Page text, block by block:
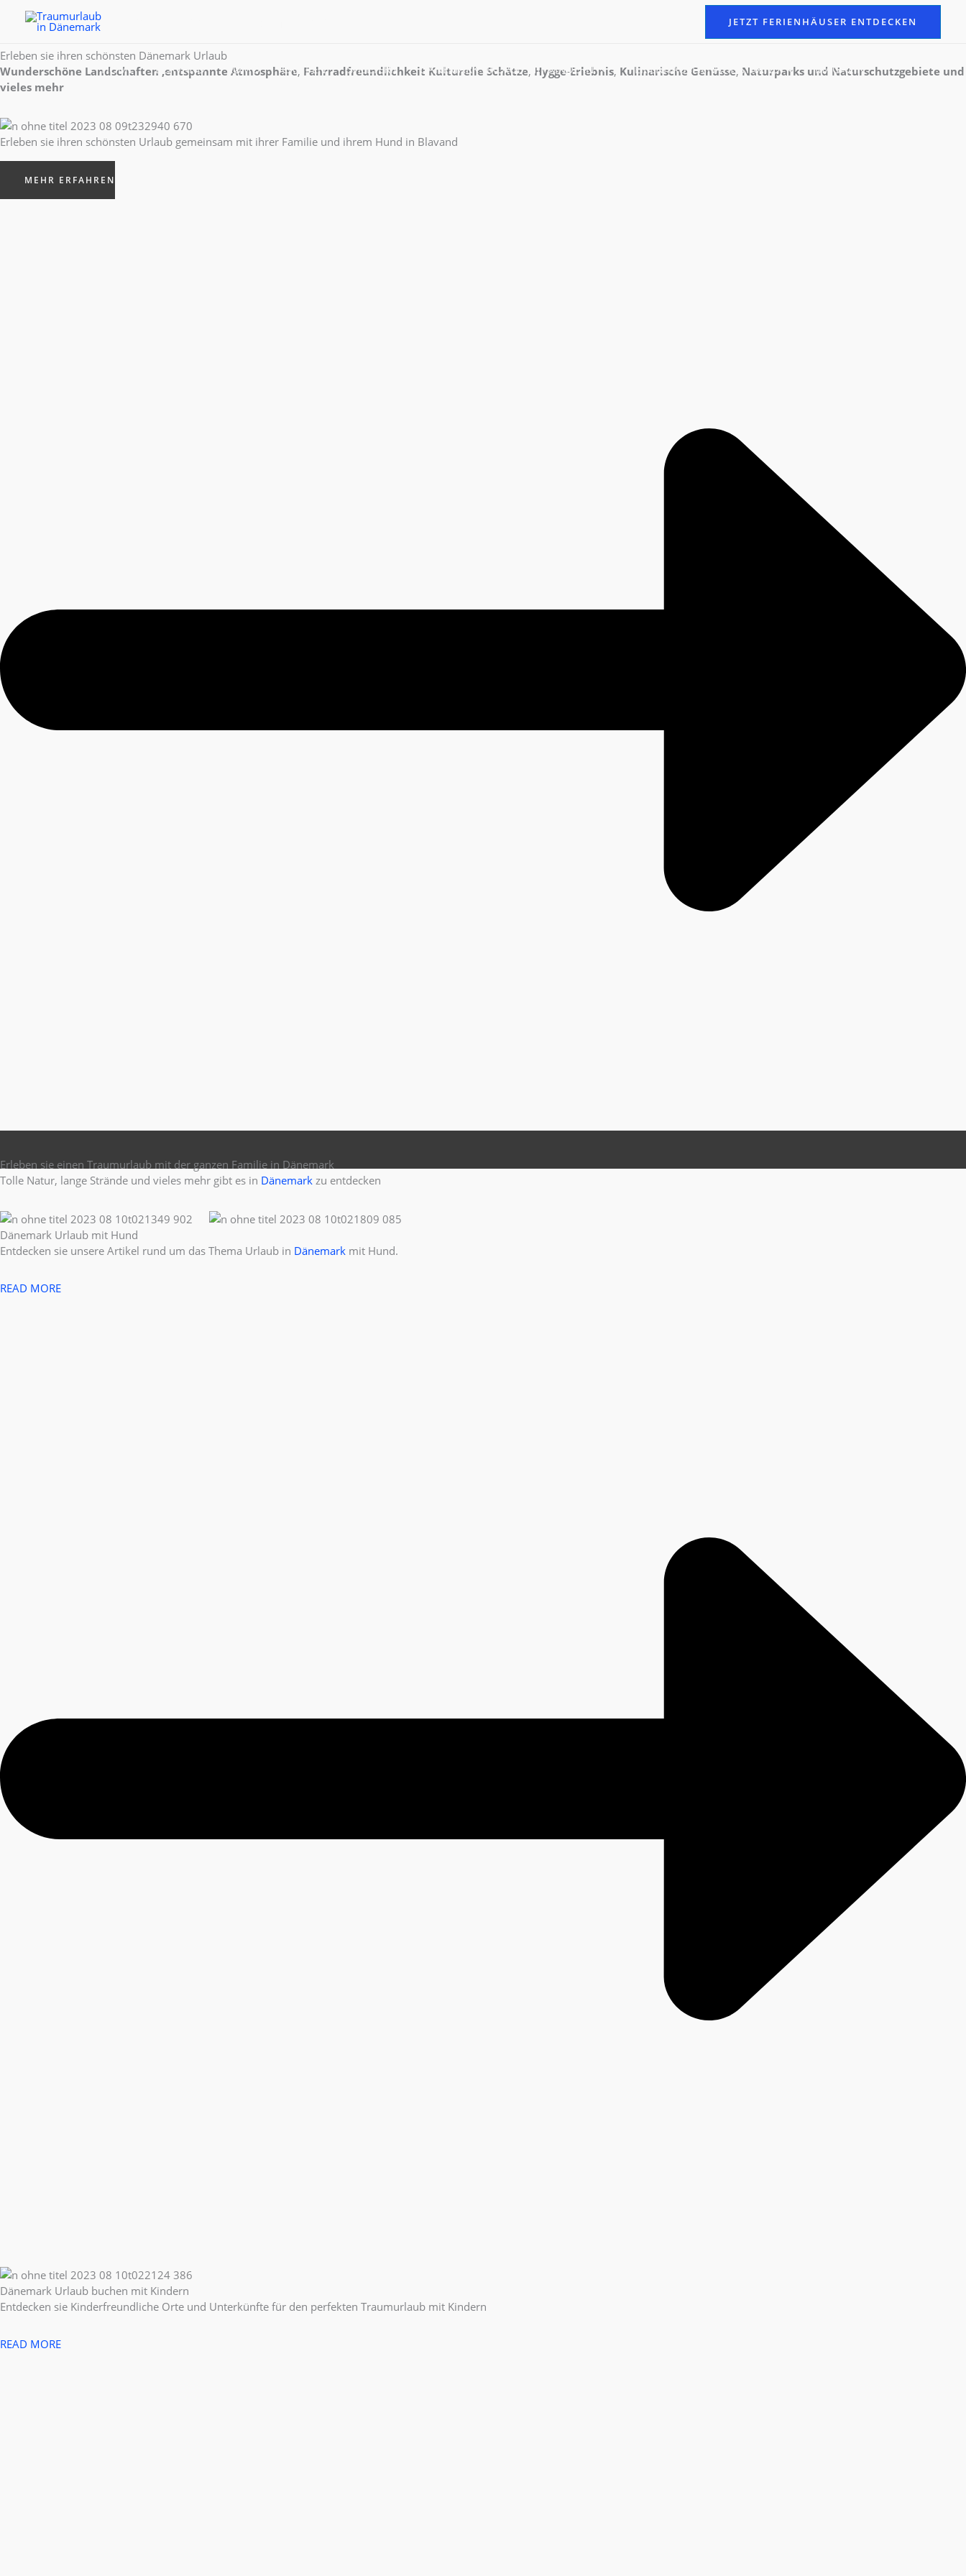
Inhalt
JETZT FERIENHÄUSER ENTDECKEN
HOME BLÅVAND RØMØ CAMPEN SHELTERN DÄNEMARK URLAUB MIT KINDERN FERIENHÄUSER NAHE STRAND MAGAZIN
Erleben sie ihren schönsten Dänemark Urlaub
Wunderschöne Landschaften ,entspannte Atmosphäre, Fahrradfreundlichkeit Kulturelle Schätze, Hygge-Erlebnis, Kulinarische Genüsse, Naturparks und Naturschutzgebiete und
vieles mehr
Erleben sie ihren schönsten Urlaub gemeinsam mit ihrer Familie und ihrem Hund in Blavand
MEHR ERFAHREN
Erleben sie einen Traumurlaub mit der ganzen Familie in Dänemark
Tolle Natur, lange Strände und vieles mehr gibt es in Dänemark zu entdecken
Dänemark Urlaub mit Hund
Entdecken sie unsere Artikel rund um das Thema Urlaub in Dänemark mit Hund.
READ MORE
Dänemark Urlaub buchen mit Kindern​
Entdecken sie Kinderfreundliche Orte und Unterkünfte für den perfekten Traumurlaub mit Kindern
READ MORE